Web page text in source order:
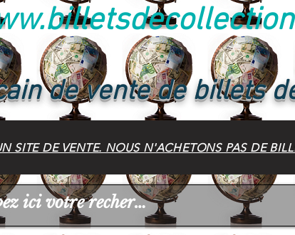
de vente de billets
SITE DE VENTE. NOUS N'ACHETONS PAS DE